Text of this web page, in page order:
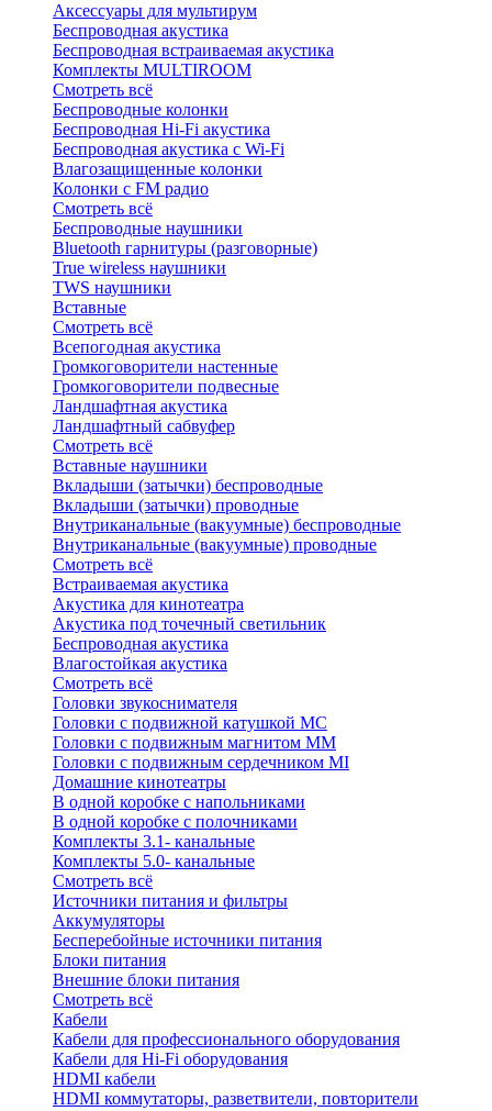
Аксессуары для мультирум
Беспроводная акустика
Беспроводная встраиваемая акустика
Комплекты MULTIROOM
Смотреть всё
Беспроводные колонки
Беспроводная Hi-Fi акустика
Беспроводная акустика с Wi-Fi
Влагозащищенные колонки
Колонки с FM радио
Смотреть всё
Беспроводные наушники
Bluetоoth гарнитуры (разговорные)
True wireless наушники
TWS наушники
Вставные
Смотреть всё
Всепогодная акустика
Громкоговорители настенные
Громкоговорители подвесные
Ландшафтная акустика
Ландшафтный сабвуфер
Смотреть всё
Вставные наушники
Вкладыши (затычки) беспроводные
Вкладыши (затычки) проводные
Внутриканальные (вакуумные) беспроводные
Внутриканальные (вакуумные) проводные
Смотреть всё
Встраиваемая акустика
Акустика для кинотеатра
Акустика под точечный светильник
Беспроводная акустика
Влагостойкая акустика
Смотреть всё
Головки звукоснимателя
Головки с подвижной катушкой MC
Головки с подвижным магнитом ММ
Головки с подвижным сердечником MI
Домашние кинотеатры
В одной коробке с напольниками
В одной коробке с полочниками
Комплекты 3.1- канальные
Комплекты 5.0- канальные
Смотреть всё
Источники питания и фильтры
Аккумуляторы
Бесперебойные источники питания
Блоки питания
Внешние блоки питания
Смотреть всё
Кабели
Кабели для профессионального оборудования
Кабели для Hi-Fi оборудования
HDMI кабели
HDMI коммутаторы, разветвители, повторители